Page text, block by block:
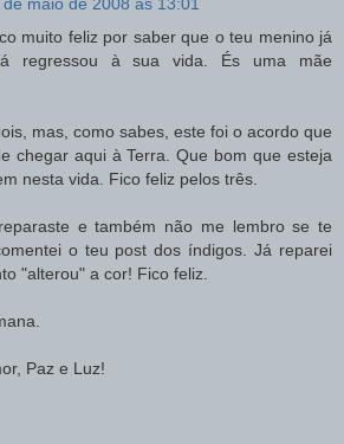
muito feliz por saber que o teu menino já
regressou à sua vida. És uma mãe
mas, como sabes, este foi o acordo que
chegar aqui à Terra. Que bom que esteja
nesta vida. Fico feliz pelos três.
e também não me lembro se te
o teu post dos índigos. Já reparei
"alterou" a cor! Fico feliz.
Paz e Luz!